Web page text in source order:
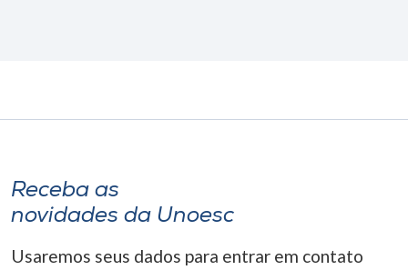
Receba as
novidades da Unoesc
Usaremos seus dados para entrar em contato